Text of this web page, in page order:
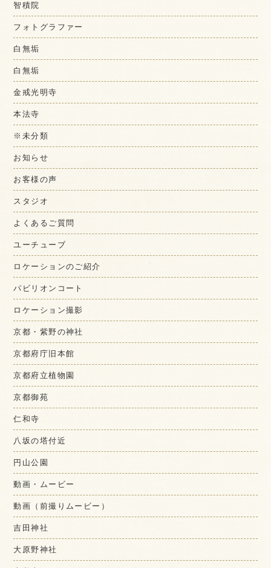
智積院
フォトグラファー
白無垢
白無垢
金戒光明寺
本法寺
※未分類
お知らせ
お客様の声
スタジオ
よくあるご質問
ユーチューブ
ロケーションのご紹介
パビリオンコート
ロケーション撮影
京都・紫野の神社
京都府庁旧本館
京都府立植物園
京都御苑
仁和寺
八坂の塔付近
円山公園
動画・ムービー
動画（前撮りムービー）
吉田神社
大原野神社